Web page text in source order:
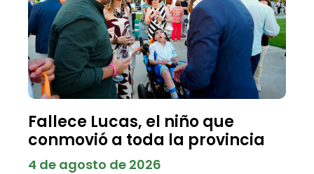
Fallece Lucas, el niño que
conmovió a toda la provincia
4 de agosto de 2026